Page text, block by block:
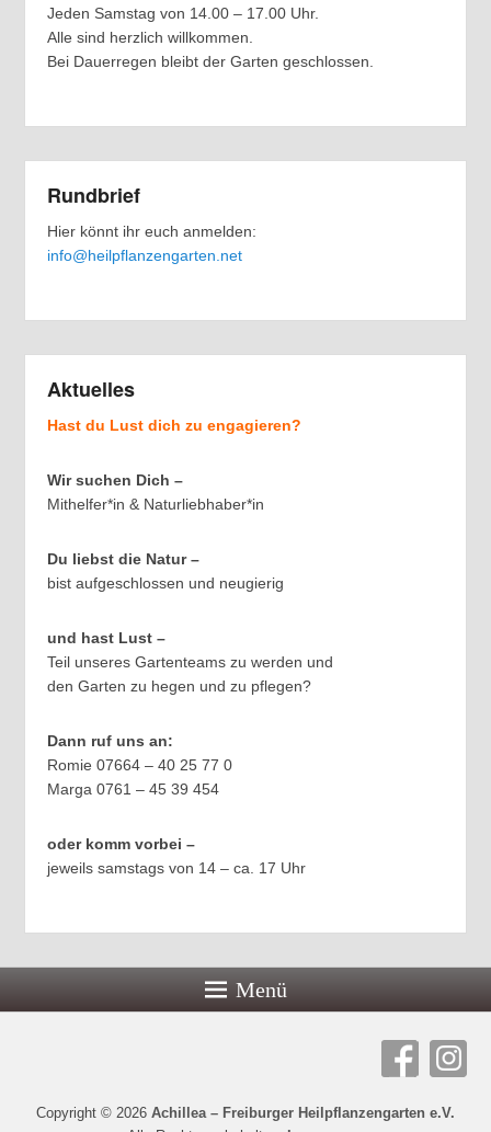
Jeden Samstag von 14.00 – 17.00 Uhr.
Alle sind herzlich willkommen.
Bei Dauerregen bleibt der Garten geschlossen.
Rundbrief
Hier könnt ihr euch anmelden:
info@heilpflanzengarten.net
Aktuelles
Hast du Lust dich zu engagieren?
Wir suchen Dich –
Mithelfer*in & Naturliebhaber*in
Du liebst die Natur –
bist aufgeschlossen und neugierig
und hast Lust –
Teil unseres Gartenteams zu werden und
den Garten zu hegen und zu pflegen?
Dann ruf uns an:
Romie 07664 – 40 25 77 0
Marga 0761 – 45 39 454
oder komm vorbei –
jeweils samstags von 14 – ca. 17 Uhr
Menü
Copyright © 2026 Achillea – Freiburger Heilpflanzengarten e.V.